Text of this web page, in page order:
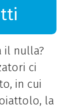
il nulla?
ci
in cui
la